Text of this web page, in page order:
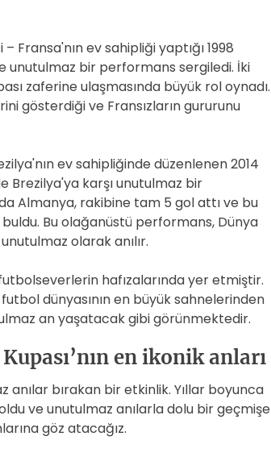
Fransa'nın ev sahipliği yaptığı 1998
unutulmaz bir performans sergiledi. İki
zaferine ulaşmasında büyük rol oynadı.
gösterdiği ve Fransızların gururunu
ev sahipliğinde düzenlenen 2014
Brezilya'ya karşı unutulmaz bir
Almanya, rakibine tam 5 gol attı ve bu
Bu olağanüstü performans, Dünya
olarak anılır.
hafızalarında yer etmiştir.
dünyasının en büyük sahnelerinden
an yaşatacak gibi görünmektedir.
en ikonik anları
bırakan bir etkinlik. Yıllar boyunca
ve unutulmaz anılarla dolu bir geçmişe
göz atacağız.